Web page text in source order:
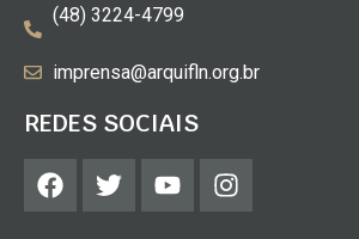
(48) 3224-4799
imprensa@arquifln.org.br
REDES SOCIAIS